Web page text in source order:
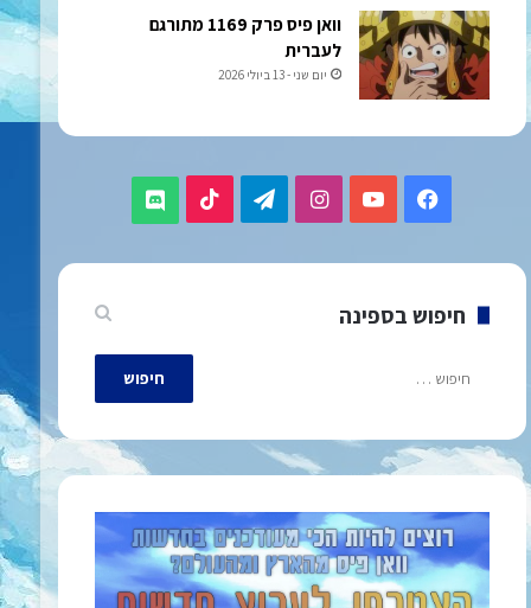
וואן פיס פרק 1169 מתורגם
לעברית
יום שני - 13 ביולי 2026
Facebook
YouTube
Instagram
Telegram
TikTok
Discord
חיפוש בספינה
חיפוש: